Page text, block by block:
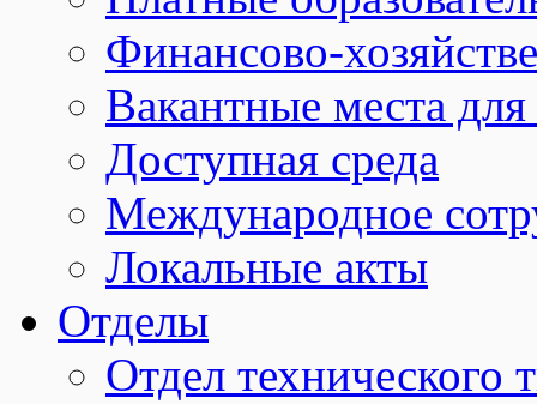
Финансово-
Вакантные места
Доступная среда
Международное
Локальные акты
Отделы
Отдел технического